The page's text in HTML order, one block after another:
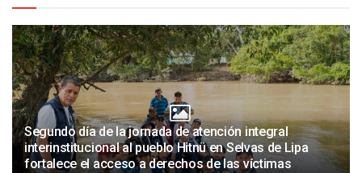
Segundo día de la jornada de atención integral
interinstitucional al pueblo Hitnü en Selvas de Lipa
fortalece el acceso a derechos de las víctimas